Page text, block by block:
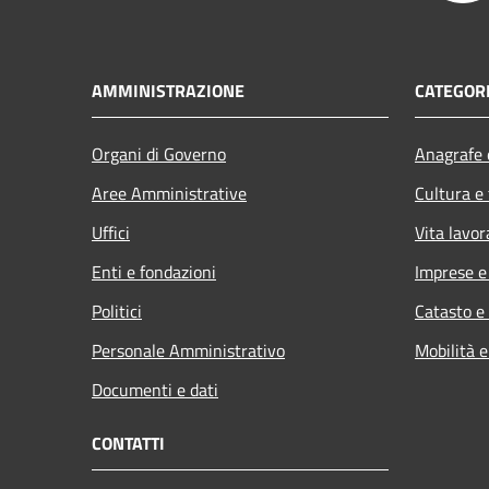
AMMINISTRAZIONE
Organi di Governo
Aree Amministrative
Uffici
Enti e fondazioni
Politici
Personale Amministrativo
Documenti e dati
Cultura
Vita
Imprese
Catasto
Mobilità
CONTATTI